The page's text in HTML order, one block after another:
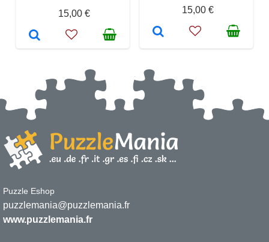
15,00 €
15,00 €
Puzzle Eshop
puzzlemania@puzzlemania.fr
www.puzzlemania.fr